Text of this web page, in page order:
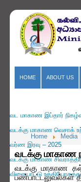
HOME ABOUT US
வட மாகாண இப்தார்
வடக்கு மாகாண வெசாக்
வர்ண இரவு – 2025
வடக்கு மாகாண
விளையாட்டு
Home Media
வடக்கு மாகாண
வடக்கு மாகாண
பண்பாட்டலுவல்கள்